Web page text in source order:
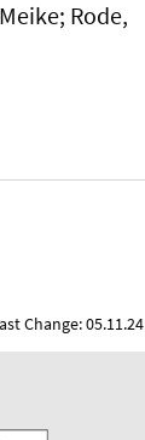
Rode,
Change: 05.11.24